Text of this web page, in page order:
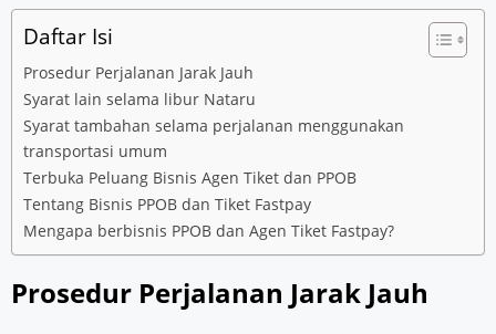
Daftar Isi
Prosedur Perjalanan Jarak Jauh
Syarat lain selama libur Nataru
Syarat tambahan selama perjalanan menggunakan
transportasi umum
Terbuka Peluang Bisnis Agen Tiket dan PPOB
Tentang Bisnis PPOB dan Tiket Fastpay
Mengapa berbisnis PPOB dan Agen Tiket Fastpay?
Prosedur Perjalanan Jarak Jauh